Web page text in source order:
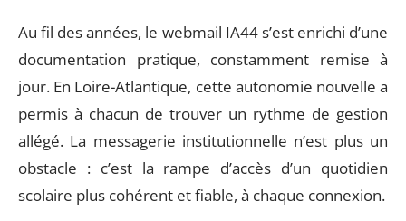
Au fil des années, le webmail IA44 s’est enrichi d’une
documentation pratique, constamment remise à
jour. En Loire-Atlantique, cette autonomie nouvelle a
permis à chacun de trouver un rythme de gestion
allégé. La messagerie institutionnelle n’est plus un
obstacle : c’est la rampe d’accès d’un quotidien
scolaire plus cohérent et fiable, à chaque connexion.